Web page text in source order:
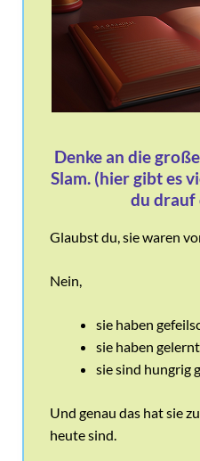
Denke an die
Slam. (hier gibt es
du drauf
Glaubst du, sie waren
Nein,
sie haben
sie haben
sie sind hungrig
Und genau das hat sie
heute sind.